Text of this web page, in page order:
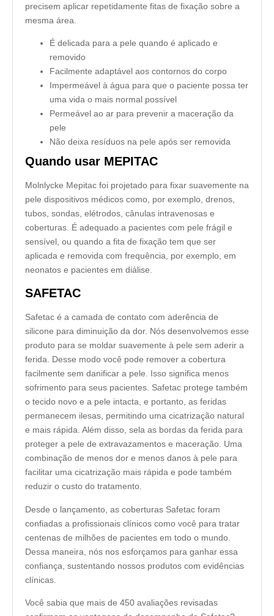
precisem aplicar repetidamente fitas de fixação sobre a
mesma área.
É delicada para a pele quando é aplicado e
removido
Facilmente adaptável aos contornos do corpo
Impermeável à água para que o paciente possa ter
uma vida o mais normal possível
Permeável ao ar para prevenir a maceração da
pele
Não deixa resíduos na pele após ser removida
Quando usar MEPITAC
Molnlycke Mepitac foi projetado para fixar suavemente na
pele dispositivos médicos como, por exemplo, drenos,
tubos, sondas, elétrodos, cânulas intravenosas e
coberturas. É adequado a pacientes com pele frágil e
sensível, ou quando a fita de fixação tem que ser
aplicada e removida com frequência, por exemplo, em
neonatos e pacientes em diálise.
SAFETAC
Safetac é a camada de contato com aderência de
silicone para diminuição da dor. Nós desenvolvemos esse
produto para se moldar suavemente à pele sem aderir a
ferida. Desse modo você pode remover a cobertura
facilmente sem danificar a pele. Isso significa menos
sofrimento para seus pacientes. Safetac protege também
o tecido novo e a pele intacta, e portanto, as feridas
permanecem ilesas, permitindo uma cicatrização natural
e mais rápida. Além disso, sela as bordas da ferida para
proteger a pele de extravazamentos e maceração. Uma
combinação de menos dor e menos danos à pele para
facilitar uma cicatrização mais rápida e pode também
reduzir o custo do tratamento.
Desde o lançamento, as coberturas Safetac foram
confiadas a profissionais clínicos como você para tratar
centenas de milhões de pacientes em todo o mundo.
Dessa maneira, nós nos esforçamos para ganhar essa
confiança, sustentando nossos produtos com evidências
clínicas.
Você sabia que mais de 450 avaliações revisadas